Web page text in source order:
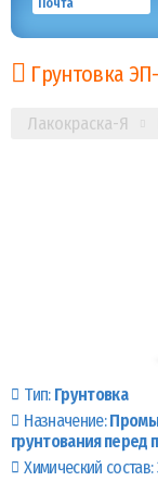
Грунтовка
Лакокраска-Я
Тип: Грунтовка
Назначение:
грунтования перед
Химический состав: